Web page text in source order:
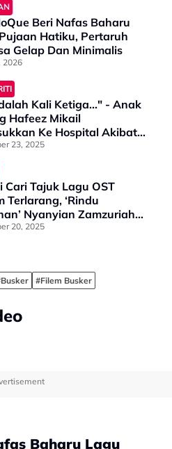
Beri Nafas Baharu
Hatiku, Pertaruh
Gelap Dan Minimalis
2026
Kali Ketiga..." - Anak
Hafeez Mikail
Ke Hospital Akibat
Paru-Paru
23, 2025
Cari Tajuk Lagu OST
Terlarang, ‘Rindu
Nyanyian Zamzuriah
Kini Di Youtube Astro
20, 2025
#Filem Busker
Baharu Lagu